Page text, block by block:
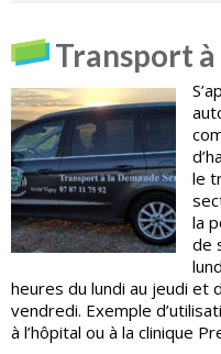
Transport
le
la
de
heures du lundi au jeudi et
vendredi. Exemple
à l’hôpital ou à la clinique